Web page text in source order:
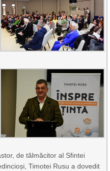
de tălmăcitor al Sfintei
Timotei Rusu a dovedit